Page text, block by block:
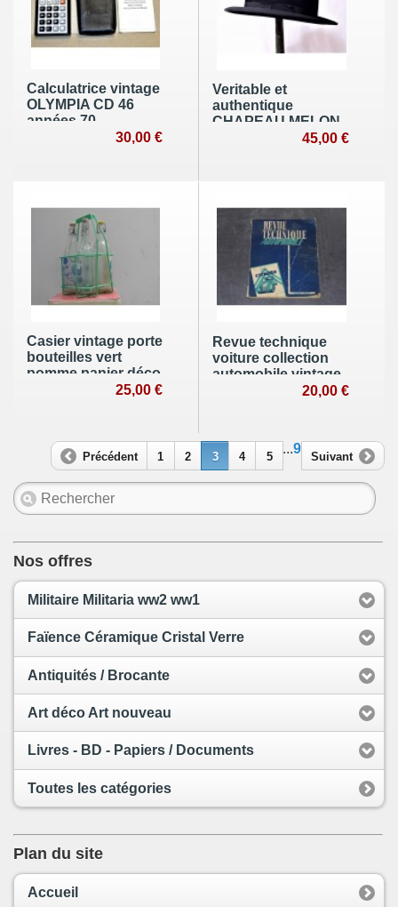
Calculatrice vintage
OLYMPIA CD 46
années 70
fonctionne vintage
30,00 €
Veritable et
authentique
CHAPEAU MELON
TIRARD art deco +
45,00 €
Casier vintage porte
bouteilles vert
pomme panier déco
bistrot industriel25,00 €
Revue technique
voiture collection
automobile vintage
2 CV citroen 1949 à
20,00 €
Précédent 1 2 3 4 5
...9
Suivant
Nos offres
Militaire Militaria ww2 ww1
Faïence Céramique Cristal Verre
Antiquités / Brocante
Art déco Art nouveau
Livres - BD - Papiers / Documents
Toutes les catégories
Plan du site
Accueil